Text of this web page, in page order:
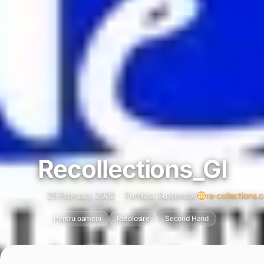
Recollections_GI
25 February 2022 Furnizor Sustenabil re-
Pentru oameni Refolosire Second Hand